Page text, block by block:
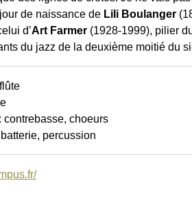
de naissance de Lili Boulanger
d’Art Farmer (1928-1999), pilier
du jazz de la deuxième moitié du
: contrebasse, choeurs
percussion